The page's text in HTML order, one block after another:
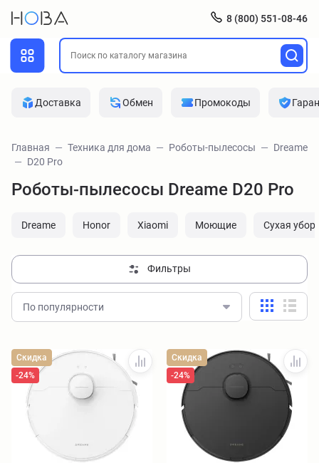
8 (800) 551-08-46
Доставка Обмен Промокоды
Главная Техника для дома Роботы-пылесосы
Dreame
D20 Pro
Роботы-пылесосы Dreame D20 Pro
Dreame Honor Xiaomi Моющие Сухая
Фильтры
По популярности
Скидка
-24%
Скидка
-24%